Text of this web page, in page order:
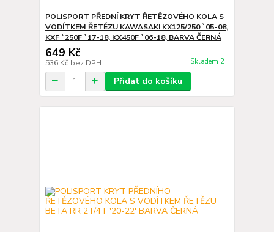
POLISPORT PŘEDNÍ KRYT ŘETĚZOVÉHO KOLA S
VODÍTKEM ŘETĚZU KAWASAKI KX125/250 `05-08,
KXF `250F `17-18, KX450F `06-18, BARVA ČERNÁ
649 Kč
536 Kč bez DPH Skladem 2
Přidat do košíku